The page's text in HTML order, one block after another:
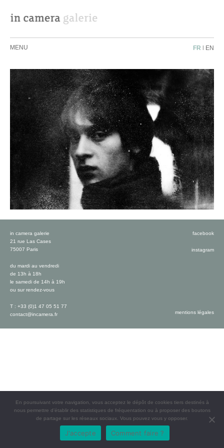
MENU FR | EN
in camera galerie
21 rue Las Cases
75007 Paris
du mardi au vendredi
de 13h à 18h
le samedi de 14h à 19h
ou sur rendez-vous
T : +33 (0)1 47 05 51 77
contact@incamera.fr
facebook
instagram
mentions légales
En poursuivant votre navigation, vous acceptez le dépôt de cookies tiers destinés à
nous permettre d’établir des statistiques de fréquentation ou à proposer des boutons
de partage sur les réseaux sociaux. Vous pouvez vous y opposer.
J'accepte Comment faire ?